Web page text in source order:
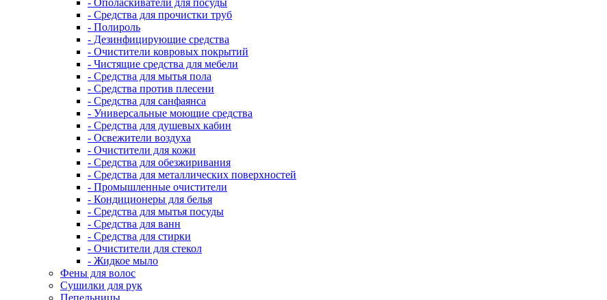
- Ополаскиватели для посуды
- Средства для прочистки труб
- Полироль
- Дезинфицирующие средства
- Очистители ковровых покрытий
- Чистящие средства для мебели
- Средства для мытья пола
- Средства против плесени
- Средства для санфаянса
- Универсальные моющие средства
- Средства для душевых кабин
- Освежители воздуха
- Очистители для кожи
- Средства для обезжиривания
- Средства для металлических поверхностей
- Промышленные очистители
- Кондиционеры для белья
- Средства для мытья посуды
- Средства для ванн
- Средства для стирки
- Очистители для стекол
- Жидкое мыло
Фены для волос
Сушилки для рук
Пепельницы